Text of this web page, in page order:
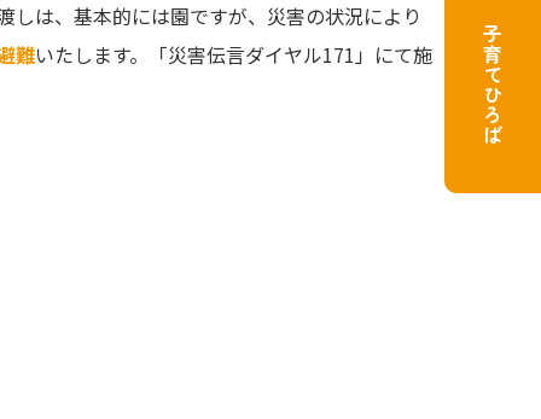
しは、基本的には園ですが、災害の状況により
難いたします。「災害伝言ダイヤル171」にて施
子育てひろば